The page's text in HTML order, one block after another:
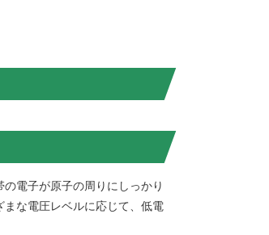
電子が原子の周りにしっかり
な電圧レベルに応じて、低電